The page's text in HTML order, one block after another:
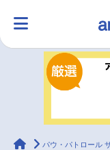
ラ
ラジオ
animateTimes
パウ・パトロール